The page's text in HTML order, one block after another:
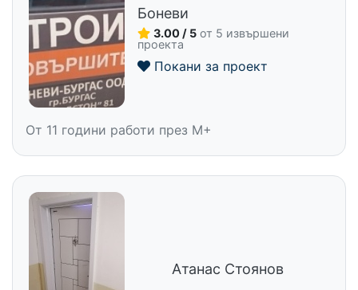
Боневи
3.00 / 5 от 5 извършени
проекта
Покани за проект
От 11 години работи през M+
Атанас Стоянов